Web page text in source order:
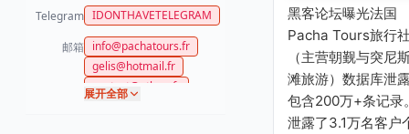
Telegram IDONTHAVETELEGRAM
邮箱
info@pachatours.fr
gelis@hotmail.fr
contact@atlasv.fr
展开全部
黑客论坛曝光法国
Pacha Tours旅行
（主营朝觐与突尼
滩旅游）数据库泄
包含200万+条记录
泄露了3.1万名客户